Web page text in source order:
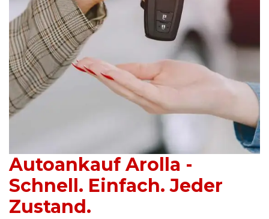
Autoankauf Arolla -
Schnell. Einfach. Jeder
Zustand.